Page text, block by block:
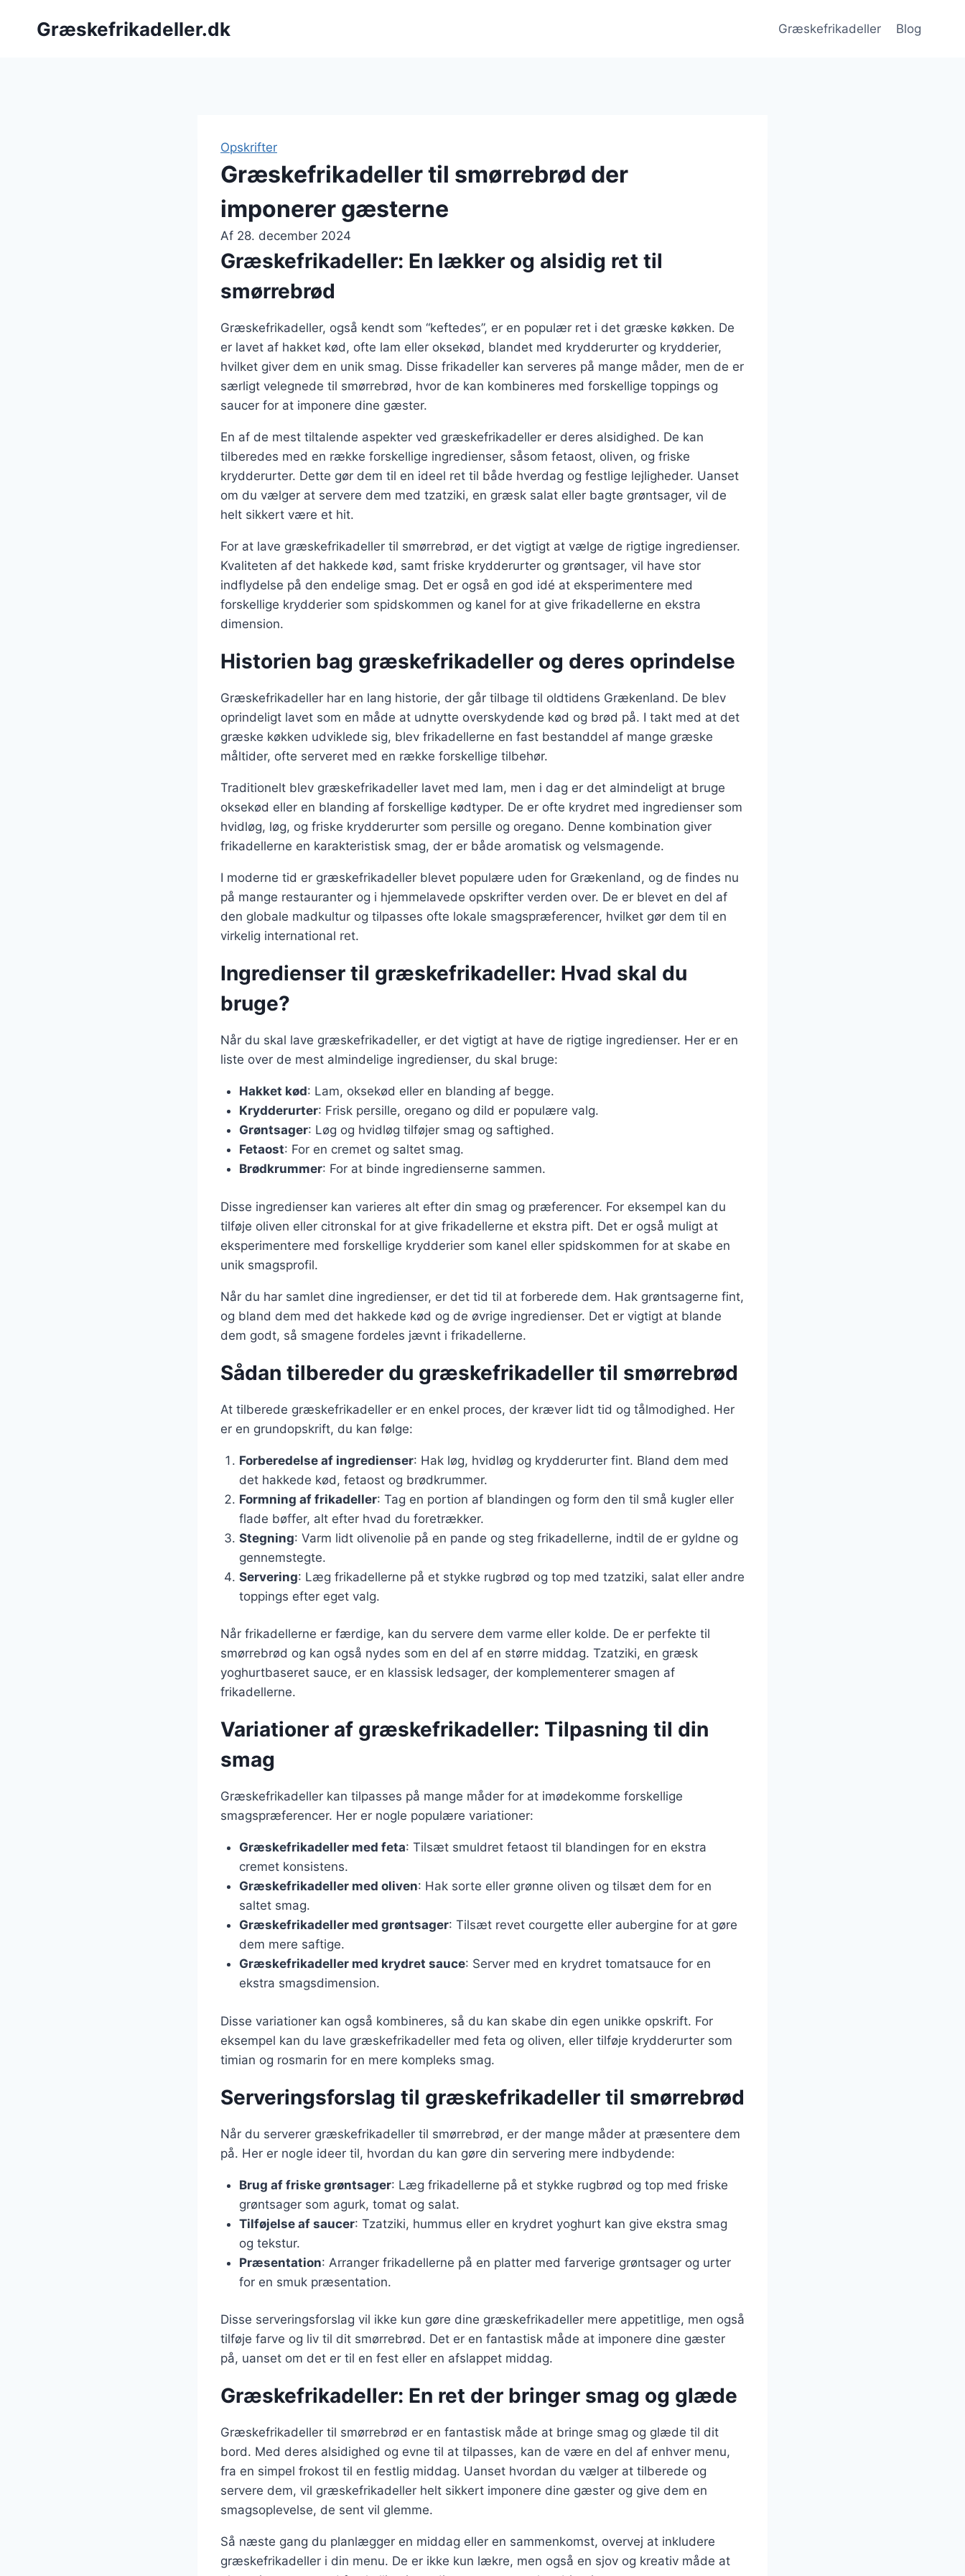
Græskefrikadeller.dk Græskefrikadeller Blog
Opskrifter
Græskefrikadeller til smørrebrød der
imponerer gæsterne
Af 28. december 2024
Græskefrikadeller: En lækker og alsidig ret til
smørrebrød
Græskefrikadeller, også kendt som “keftedes”, er en populær ret i det græske køkken. De
er lavet af hakket kød, ofte lam eller oksekød, blandet med krydderurter og krydderier,
hvilket giver dem en unik smag. Disse frikadeller kan serveres på mange måder, men de er
særligt velegnede til smørrebrød, hvor de kan kombineres med forskellige toppings og
saucer for at imponere dine gæster.
En af de mest tiltalende aspekter ved græskefrikadeller er deres alsidighed. De kan
tilberedes med en række forskellige ingredienser, såsom fetaost, oliven, og friske
krydderurter. Dette gør dem til en ideel ret til både hverdag og festlige lejligheder. Uanset
om du vælger at servere dem med tzatziki, en græsk salat eller bagte grøntsager, vil de
helt sikkert være et hit.
For at lave græskefrikadeller til smørrebrød, er det vigtigt at vælge de rigtige ingredienser.
Kvaliteten af det hakkede kød, samt friske krydderurter og grøntsager, vil have stor
indflydelse på den endelige smag. Det er også en god idé at eksperimentere med
forskellige krydderier som spidskommen og kanel for at give frikadellerne en ekstra
dimension.
Historien bag græskefrikadeller og deres oprindelse
Græskefrikadeller har en lang historie, der går tilbage til oldtidens Grækenland. De blev
oprindeligt lavet som en måde at udnytte overskydende kød og brød på. I takt med at det
græske køkken udviklede sig, blev frikadellerne en fast bestanddel af mange græske
måltider, ofte serveret med en række forskellige tilbehør.
Traditionelt blev græskefrikadeller lavet med lam, men i dag er det almindeligt at bruge
oksekød eller en blanding af forskellige kødtyper. De er ofte krydret med ingredienser som
hvidløg, løg, og friske krydderurter som persille og oregano. Denne kombination giver
frikadellerne en karakteristisk smag, der er både aromatisk og velsmagende.
I moderne tid er græskefrikadeller blevet populære uden for Grækenland, og de findes nu
på mange restauranter og i hjemmelavede opskrifter verden over. De er blevet en del af
den globale madkultur og tilpasses ofte lokale smagspræferencer, hvilket gør dem til en
virkelig international ret.
Ingredienser til græskefrikadeller: Hvad skal du
bruge?
Når du skal lave græskefrikadeller, er det vigtigt at have de rigtige ingredienser. Her er en
liste over de mest almindelige ingredienser, du skal bruge:
Hakket kød: Lam, oksekød eller en blanding af begge.
Krydderurter: Frisk persille, oregano og dild er populære valg.
Grøntsager: Løg og hvidløg tilføjer smag og saftighed.
Fetaost: For en cremet og saltet smag.
Brødkrummer: For at binde ingredienserne sammen.
Disse ingredienser kan varieres alt efter din smag og præferencer. For eksempel kan du
tilføje oliven eller citronskal for at give frikadellerne et ekstra pift. Det er også muligt at
eksperimentere med forskellige krydderier som kanel eller spidskommen for at skabe en
unik smagsprofil.
Når du har samlet dine ingredienser, er det tid til at forberede dem. Hak grøntsagerne fint,
og bland dem med det hakkede kød og de øvrige ingredienser. Det er vigtigt at blande
dem godt, så smagene fordeles jævnt i frikadellerne.
Sådan tilbereder du græskefrikadeller til smørrebrød
At tilberede græskefrikadeller er en enkel proces, der kræver lidt tid og tålmodighed. Her
er en grundopskrift, du kan følge:
Forberedelse af ingredienser: Hak løg, hvidløg og krydderurter fint. Bland dem med
det hakkede kød, fetaost og brødkrummer.
Formning af frikadeller: Tag en portion af blandingen og form den til små kugler eller
flade bøffer, alt efter hvad du foretrækker.
Stegning: Varm lidt olivenolie på en pande og steg frikadellerne, indtil de er gyldne og
gennemstegte.
Servering: Læg frikadellerne på et stykke rugbrød og top med tzatziki, salat eller andre
toppings efter eget valg.
Når frikadellerne er færdige, kan du servere dem varme eller kolde. De er perfekte til
smørrebrød og kan også nydes som en del af en større middag. Tzatziki, en græsk
yoghurtbaseret sauce, er en klassisk ledsager, der komplementerer smagen af
frikadellerne.
Variationer af græskefrikadeller: Tilpasning til din
smag
Græskefrikadeller kan tilpasses på mange måder for at imødekomme forskellige
smagspræferencer. Her er nogle populære variationer:
Græskefrikadeller med feta: Tilsæt smuldret fetaost til blandingen for en ekstra
cremet konsistens.
Græskefrikadeller med oliven: Hak sorte eller grønne oliven og tilsæt dem for en
saltet smag.
Græskefrikadeller med grøntsager: Tilsæt revet courgette eller aubergine for at gøre
dem mere saftige.
Græskefrikadeller med krydret sauce: Server med en krydret tomatsauce for en
ekstra smagsdimension.
Disse variationer kan også kombineres, så du kan skabe din egen unikke opskrift. For
eksempel kan du lave græskefrikadeller med feta og oliven, eller tilføje krydderurter som
timian og rosmarin for en mere kompleks smag.
Serveringsforslag til græskefrikadeller til smørrebrød
Når du serverer græskefrikadeller til smørrebrød, er der mange måder at præsentere dem
på. Her er nogle ideer til, hvordan du kan gøre din servering mere indbydende:
Brug af friske grøntsager: Læg frikadellerne på et stykke rugbrød og top med friske
grøntsager som agurk, tomat og salat.
Tilføjelse af saucer: Tzatziki, hummus eller en krydret yoghurt kan give ekstra smag
og tekstur.
Præsentation: Arranger frikadellerne på en platter med farverige grøntsager og urter
for en smuk præsentation.
Disse serveringsforslag vil ikke kun gøre dine græskefrikadeller mere appetitlige, men også
tilføje farve og liv til dit smørrebrød. Det er en fantastisk måde at imponere dine gæster
på, uanset om det er til en fest eller en afslappet middag.
Græskefrikadeller: En ret der bringer smag og glæde
Græskefrikadeller til smørrebrød er en fantastisk måde at bringe smag og glæde til dit
bord. Med deres alsidighed og evne til at tilpasses, kan de være en del af enhver menu,
fra en simpel frokost til en festlig middag. Uanset hvordan du vælger at tilberede og
servere dem, vil græskefrikadeller helt sikkert imponere dine gæster og give dem en
smagsoplevelse, de sent vil glemme.
Så næste gang du planlægger en middag eller en sammenkomst, overvej at inkludere
græskefrikadeller i din menu. De er ikke kun lækre, men også en sjov og kreativ måde at